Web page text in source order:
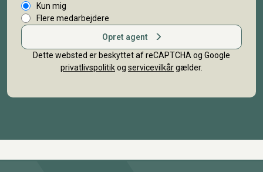
Kun mig
Flere medarbejdere
Opret agent
Dette websted er beskyttet af reCAPTCHA og Google
privatlivspolitikog servicevilkårgælder.